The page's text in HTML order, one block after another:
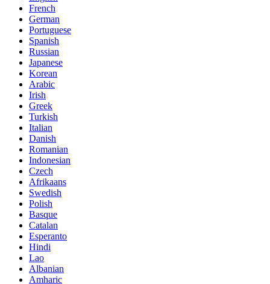
French
German
Portuguese
Spanish
Russian
Japanese
Korean
Arabic
Irish
Greek
Turkish
Italian
Danish
Romanian
Indonesian
Czech
Afrikaans
Swedish
Polish
Basque
Catalan
Esperanto
Hindi
Lao
Albanian
Amharic